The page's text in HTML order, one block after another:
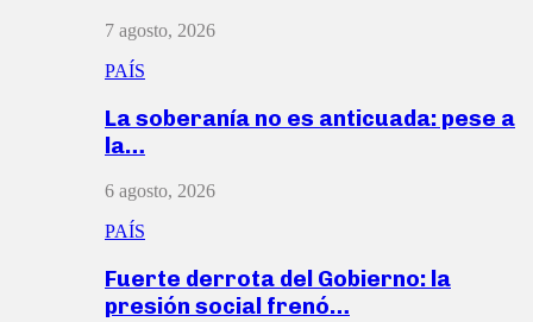
7 agosto, 2026
PAÍS
La soberanía no es anticuada: pese a
la…
6 agosto, 2026
PAÍS
Fuerte derrota del Gobierno: la
presión social frenó…